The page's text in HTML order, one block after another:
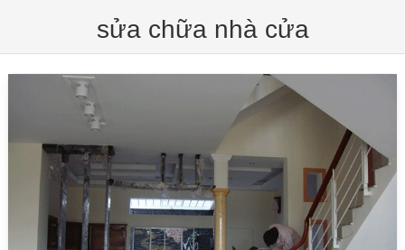
sửa chữa nhà cửa